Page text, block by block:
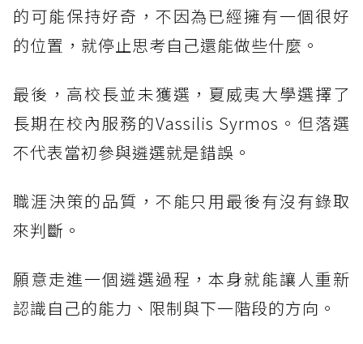
的可能保持好奇，不因為已經擁有一個很好
的位置，就停止思考自己還能做些什麼。
最後，高校長並未獲選，夏威夷大學選擇了
長期在校內服務的Vassilis Syrmos。但落選
不代表當初參與遴選就是錯誤。
職涯決策的品質，不能只用最後有沒有錄取
來判斷。
願意走進一個遴選過程，本身就能讓人重新
認識自己的能力、限制與下一階段的方向。